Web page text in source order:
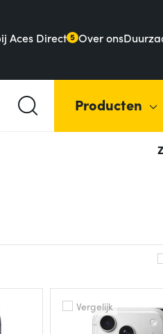
Aces Direct 5 Over ons
Producten
Vergelijk